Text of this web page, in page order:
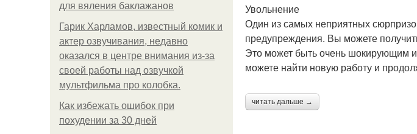
для вяления баклажанов
Гарик Харламов, известный комик и
актер озвучивания, недавно
оказался в центре внимания из-за
своей работы над озвучкой
мультфильма про колобка.
Как избежать ошибок при
похудении за 30 дней
Увольнение
Один из самых неприятных
предупреждения. Вы можете
Это может быть очень шокирующим
можете найти новую работу и
читать дальше →